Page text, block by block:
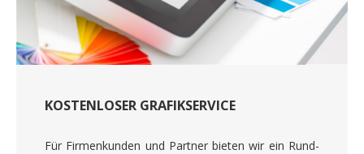
KOSTENLOSER GRAFIKSERVICE
Für Firmenkunden und Partner bieten wir ein Rund-